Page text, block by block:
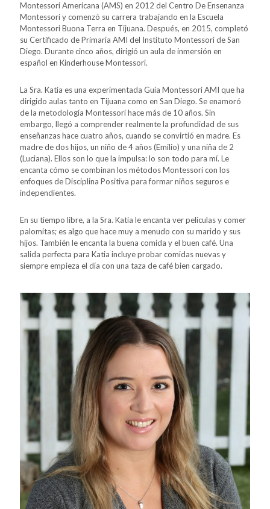
Montessori Americana (AMS) en 2012 del Centro De Ensenanza
Montessori y comenzó su carrera trabajando en la Escuela
Montessori Buona Terra en Tijuana. Después, en 2015, completó
su Certificado de Primaria AMI del Instituto Montessori de San
Diego. Durante cinco años, dirigió un aula de inmersión en
español en Kinderhouse Montessori.
La Sra. Katia es una experimentada Guía Montessori AMI que ha
dirigido aulas tanto en Tijuana como en San Diego. Se enamoró
de la metodología Montessori hace más de 10 años. Sin
embargo, llegó a comprender realmente la profundidad de sus
enseñanzas hace cuatro años, cuando se convirtió en madre. Es
madre de dos hijos, un niño de 4 años (Emilio) y una niña de 2
(Luciana). Ellos son lo que la impulsa: lo son todo para mí. Le
encanta cómo se combinan los métodos Montessori con los
enfoques de Disciplina Positiva para formar niños seguros e
independientes.
En su tiempo libre, a la Sra. Katia le encanta ver películas y comer
palomitas; es algo que hace muy a menudo con su marido y sus
hijos. También le encanta la buena comida y el buen café. Una
salida perfecta para Katia incluye probar comidas nuevas y
siempre empieza el día con una taza de café bien cargado.